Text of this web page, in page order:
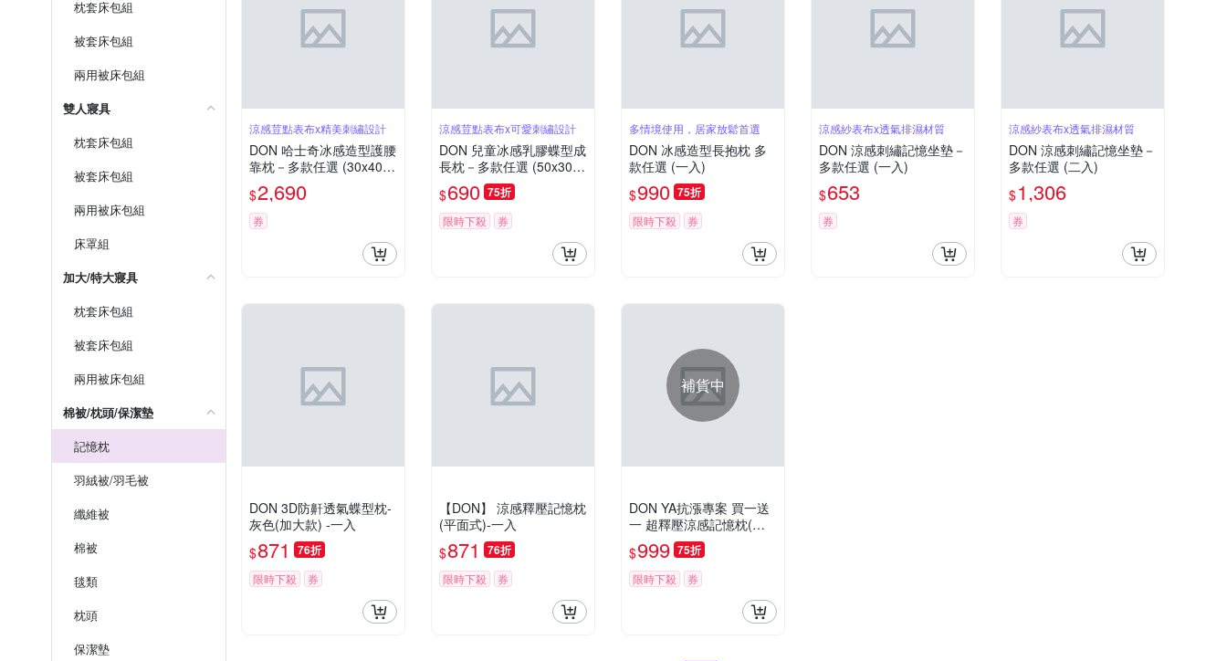
枕套床包組
被套床包組
兩用被床包組
雙人寢具
枕套床包組
被套床包組
兩用被床包組
床罩組
加大/特大寢具
枕套床包組
被套床包組
兩用被床包組
棉被/枕頭/保潔墊
記憶枕
羽絨被/羽毛被
纖維被
棉被
毯類
枕頭
保潔墊
涼感荳點表布x精美刺繡設計
DON 哈士奇冰感造型護腰
靠枕－多款任選 (30x40c
m)
$2,690
券
涼感荳點表布x可愛刺繡設計
DON 兒童冰感乳膠蝶型成
長枕－多款任選 (50x30c
m)
$690 75折
限時下殺 券
多情境使用，居家放鬆首選
DON 冰感造型長抱枕 多
款任選 (一入)
$990 75折
限時下殺 券
涼感紗表布x透氣排濕材質
DON 涼感刺繡記憶坐墊－
多款任選 (一入)
$653
券
涼感紗表布x透氣排濕材質
DON 涼感刺繡記憶坐墊－
多款任選 (二入)
$1,306
券
DON 3D防鼾透氣蝶型枕-
灰色(加大款) -一入
$871 76折
限時下殺 券
【DON】 涼感釋壓記憶枕
(平面式)-一入
$871 76折
限時下殺 券
補貨中
DON YA抗漲專案 買一送
一 超釋壓涼感記憶枕(多
款任選) 抗暑必備
$999 75折
限時下殺 券